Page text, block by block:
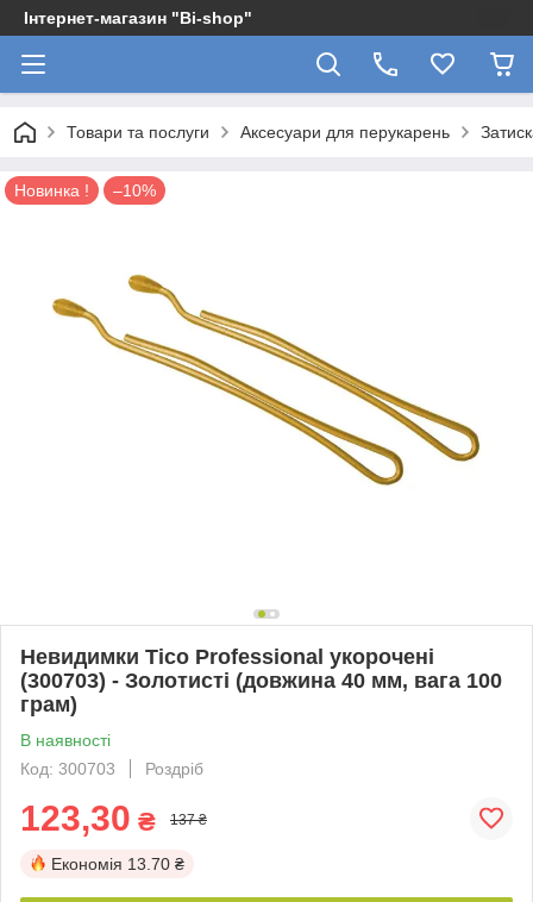
Інтернет-магазин "Bi-shop"
Товари та послуги Аксесуари для перукарень
Новинка ! –10%
Невидимки Tico Professional укорочені
(300703) - Золотисті (довжина 40 мм, вага 100
грам)
В наявності
Код: 300703
Роздріб
123,30 ₴ 137 ₴
Економія 13.70 ₴